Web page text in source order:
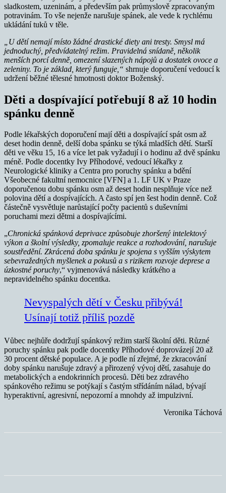
sladkostem, uzeninám, a především pak průmyslově zpracovaným
potravinám. To vše nejenže narušuje spánek, ale vede k rychlému
ukládání tuků v těle.
U dětí nemají místo žádné drastické diety ani tresty. Smysl má
jednoduchý, předvídatelný režim. Pravidelná snídaně, několik
menších porcí denně, omezení slazených nápojů a dostatek ovoce a
zeleniny. To je základ, který funguje,“ shrnuje doporučení vedoucí k
udržení běžné tělesné hmotnosti doktor Boženský.
Děti a dospívající potřebují 8 až 10 hodin
spánku denně
Podle lékařských doporučení mají děti a dospívající spát osm až
deset hodin denně, delší doba spánku se týká mladších dětí. Starší
děti ve věku 15, 16 a více let pak vyžadují i o hodinu až dvě spánku
méně. Podle docentky Ivy Příhodové, vedoucí lékařky z
Neurologické kliniky a Centra pro poruchy spánku a bdění
Všeobecné fakultní nemocnice [VFN] a 1. LF UK v Praze
doporučenou dobu spánku osm až deset hodin nesplňuje více než
polovina dětí a dospívajících. A často spí jen šest hodin denně. Což
částečně vysvětluje narůstající počty pacientů s duševními
poruchami mezi dětmi a dospívajícími.
„Chronická spánková deprivace způsobuje zhoršený intelektový
výkon a školní výsledky, zpomaluje reakce a rozhodování, narušuje
soustředění. Zkrácená doba spánku je spojena s vyšším výskytem
sebevražedných myšlenek a pokusů a s rizikem rozvoje deprese a
úzkostné poruchy,“ vyjmenovává následky krátkého a
nepravidelného spánku docentka.
Nevyspalých dětí v Česku přibývá!
Usínají totiž příliš pozdě
Vůbec nejhůře dodržují spánkový režim starší školní děti. Různé
poruchy spánku pak podle docentky Příhodové doprovázejí 20 až
30 procent dětské populace. A je podle ní zřejmé, že zkracování
doby spánku narušuje zdravý a přirozený vývoj dětí, zasahuje do
metabolických a endokrinních procesů. Děti bez zdravého
spánkového režimu se potýkají s častým střídáním nálad, bývají
hyperaktivní, agresivní, nepozorní a mnohdy až impulzivní.
Veronika Táchová